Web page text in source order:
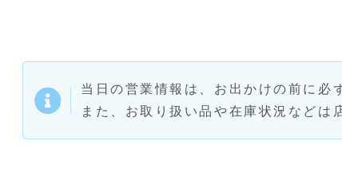
当日の営業情報は、お出かけの前に必
また、お取り扱い品や在庫状況などは